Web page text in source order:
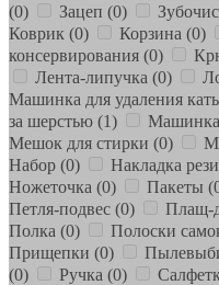
(0)
Зацеп (0)
Коврик (0) Корзина (0)
консервирования (0)
Лента-липучка (0)
Машинка для удаления
за шерстью (1) Машинка
Мешок для стирки (0)
Набор (0) Накладка
Ножеточка (0) Пакеты
Петля-подвес (0) Плащ-
Полка (0) Полоски
Прищепки (0)
(0)
Ручка (0)